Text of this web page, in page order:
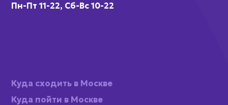
Пн-Пт 11-22, Сб-Вс 10-22
Куда сходить в Москве
Куда пойти в Москве